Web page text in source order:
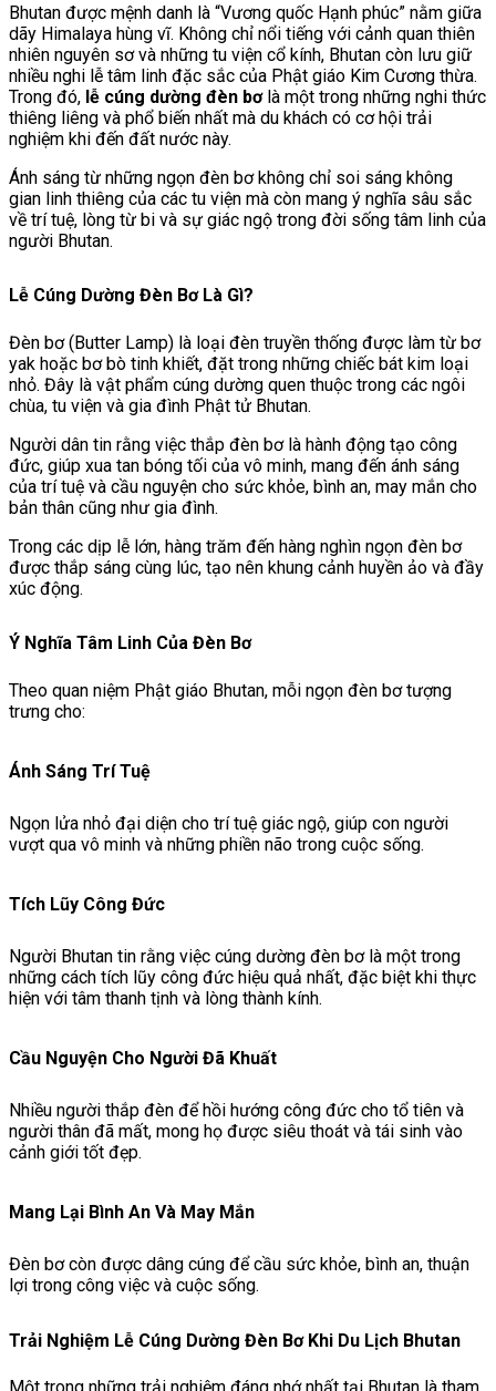
Bhutan được mệnh danh là “Vương quốc Hạnh phúc” nằm giữa
dãy Himalaya hùng vĩ. Không chỉ nổi tiếng với cảnh quan thiên
nhiên nguyên sơ và những tu viện cổ kính, Bhutan còn lưu giữ
nhiều nghi lễ tâm linh đặc sắc của Phật giáo Kim Cương thừa.
Trong đó, lễ cúng dường đèn bơlà một trong những nghi thức
thiêng liêng và phổ biến nhất mà du khách có cơ hội trải
nghiệm khi đến đất nước này.
Ánh sáng từ những ngọn đèn bơ không chỉ soi sáng không
gian linh thiêng của các tu viện mà còn mang ý nghĩa sâu sắc
về trí tuệ, lòng từ bi và sự giác ngộ trong đời sống tâm linh của
người Bhutan.
Lễ Cúng Dường Đèn Bơ Là Gì?
Đèn bơ (Butter Lamp) là loại đèn truyền thống được làm từ bơ
yak hoặc bơ bò tinh khiết, đặt trong những chiếc bát kim loại
nhỏ. Đây là vật phẩm cúng dường quen thuộc trong các ngôi
chùa, tu viện và gia đình Phật tử Bhutan.
Người dân tin rằng việc thắp đèn bơ là hành động tạo công
đức, giúp xua tan bóng tối của vô minh, mang đến ánh sáng
của trí tuệ và cầu nguyện cho sức khỏe, bình an, may mắn cho
bản thân cũng như gia đình.
Trong các dịp lễ lớn, hàng trăm đến hàng nghìn ngọn đèn bơ
được thắp sáng cùng lúc, tạo nên khung cảnh huyền ảo và đầy
xúc động.
Ý Nghĩa Tâm Linh Của Đèn Bơ
Theo quan niệm Phật giáo Bhutan, mỗi ngọn đèn bơ tượng
trưng cho:
Ánh Sáng Trí Tuệ
Ngọn lửa nhỏ đại diện cho trí tuệ giác ngộ, giúp con người
vượt qua vô minh và những phiền não trong cuộc sống.
Tích Lũy Công Đức
Người Bhutan tin rằng việc cúng dường đèn bơ là một trong
những cách tích lũy công đức hiệu quả nhất, đặc biệt khi thực
hiện với tâm thanh tịnh và lòng thành kính.
Cầu Nguyện Cho Người Đã Khuất
Nhiều người thắp đèn để hồi hướng công đức cho tổ tiên và
người thân đã mất, mong họ được siêu thoát và tái sinh vào
cảnh giới tốt đẹp.
Mang Lại Bình An Và May Mắn
Đèn bơ còn được dâng cúng để cầu sức khỏe, bình an, thuận
lợi trong công việc và cuộc sống.
Trải Nghiệm Lễ Cúng Dường Đèn Bơ Khi Du Lịch Bhutan